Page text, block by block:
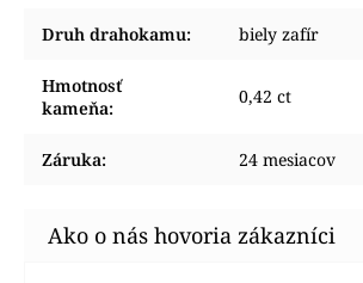
Druh drahokamu: biely zafír
Hmotnosť
kameňa:
0,42 ct
Záruka: 24 mesiacov